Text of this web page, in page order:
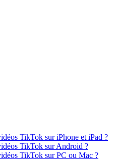
TikTok sur iPhone et iPad ?
TikTok sur Android ?
TikTok sur PC ou Mac ?